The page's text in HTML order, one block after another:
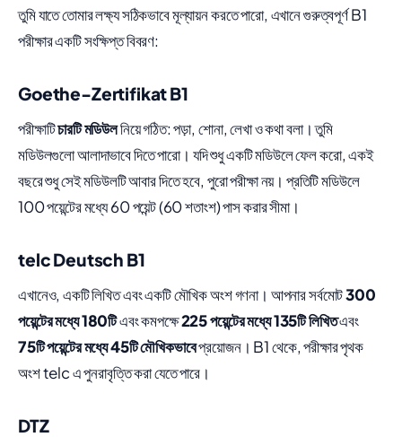
তুমি যাতে তোমার লক্ষ্য সঠিকভাবে মূল্যায়ন করতে পারো, এখানে গুরুত্বপূর্ণ B1
পরীক্ষার একটি সংক্ষিপ্ত বিবরণ:
Goethe-Zertifikat B1
পরীক্ষাটিচারটি মডিউলনিয়ে গঠিত: পড়া, শোনা, লেখা ও কথা বলা। তুমি
মডিউলগুলো আলাদাভাবে দিতে পারো। যদি শুধু একটি মডিউলে ফেল করো, একই
বছরে শুধু সেই মডিউলটি আবার দিতে হবে, পুরো পরীক্ষা নয়। প্রতিটি মডিউলে
100 পয়েন্টের মধ্যে 60 পয়েন্ট (60 শতাংশ) পাস করার সীমা।
telc Deutsch B1
এখানেও, একটি লিখিত এবং একটি মৌখিক অংশ গণনা। আপনার সর্বমোট300
পয়েন্টের মধ্যে 180টিএবং কমপক্ষে225 পয়েন্টের মধ্যে 135টি লিখিতএবং
75টি পয়েন্টের মধ্যে 45টি মৌখিকভাবেপ্রয়োজন। B1 থেকে, পরীক্ষার পৃথক
অংশ telc এ পুনরাবৃত্তি করা যেতে পারে।
DTZ